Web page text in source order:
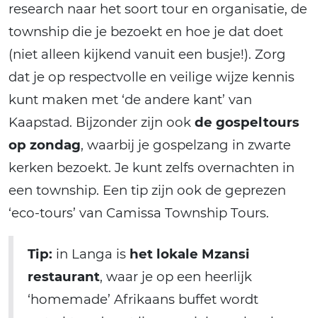
research naar het soort tour en organisatie, de
township die je bezoekt en hoe je dat doet
(niet alleen kijkend vanuit een busje!). Zorg
dat je op respectvolle en veilige wijze kennis
kunt maken met ‘de andere kant’ van
Kaapstad. Bijzonder zijn ook de gospeltours
op zondag, waarbij je gospelzang in zwarte
kerken bezoekt. Je kunt zelfs overnachten in
een township. Een tip zijn ook de geprezen
‘eco-tours’ van Camissa Township Tours.
Tip: in Langa is het lokale Mzansi
restaurant, waar je op een heerlijk
‘homemade’ Afrikaans buffet wordt